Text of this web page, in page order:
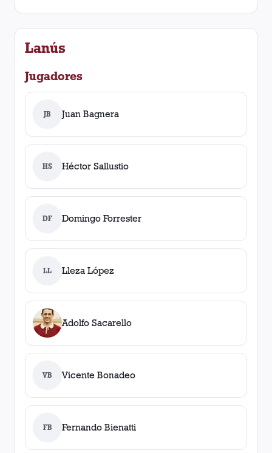
Lanús
Jugadores
JB Juan Bagnera
HS Héctor Sallustio
DF Domingo Forrester
LL Lleza López
Adolfo Sacarello
VB Vicente Bonadeo
FB Fernando Bienatti